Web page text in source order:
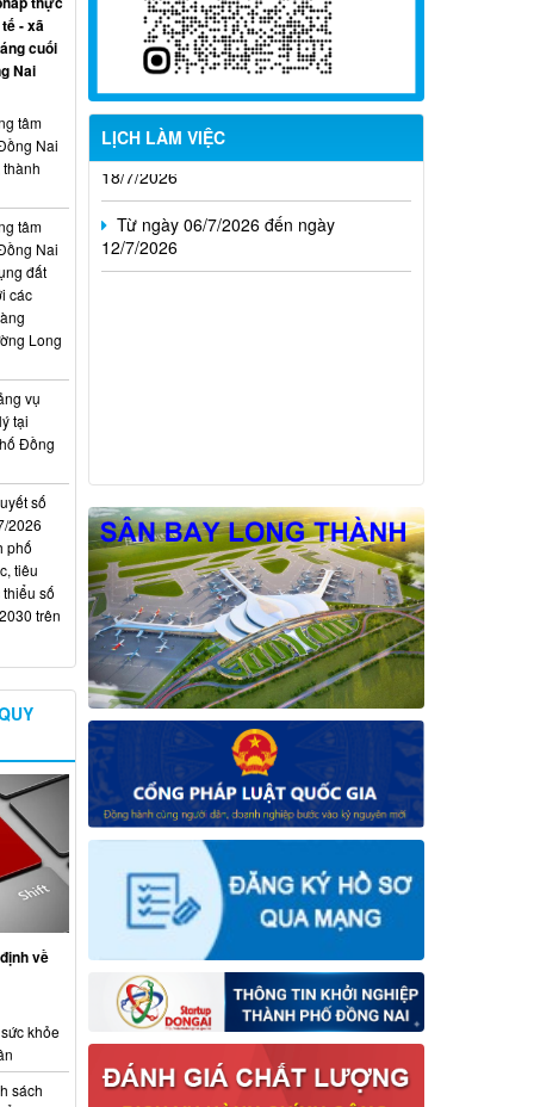
LỊCH LÀM VIỆC
02/8/2026
Từ ngày 20/7/2026 đến ngày
26/7/2026
Từ ngày 13/7/2026 đến ngày
18/7/2026
12/7/2026
- xã
cuối
Nai
tâm
Nai
tâm
Nai
đất
các
Long
vụ
tại
Đồng
số
2026
phố
tiêu
số
trên
về
khỏe
sách